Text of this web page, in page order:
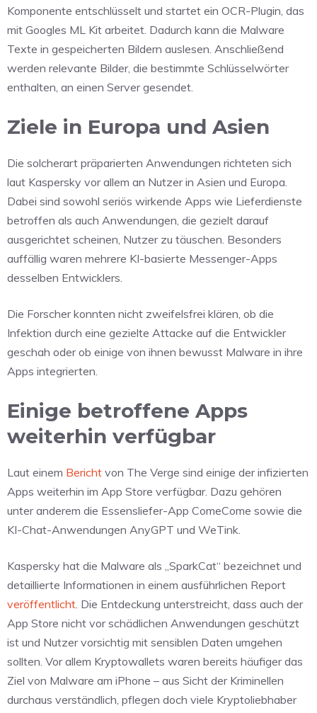
Komponente entschlüsselt und startet ein OCR-Plugin, das
mit Googles ML Kit arbeitet. Dadurch kann die Malware
Texte in gespeicherten Bildern auslesen. Anschließend
werden relevante Bilder, die bestimmte Schlüsselwörter
enthalten, an einen Server gesendet.
Ziele in Europa und Asien
Die solcherart präparierten Anwendungen richteten sich
laut Kaspersky vor allem an Nutzer in Asien und Europa.
Dabei sind sowohl seriös wirkende Apps wie Lieferdienste
betroffen als auch Anwendungen, die gezielt darauf
ausgerichtet scheinen, Nutzer zu täuschen. Besonders
auffällig waren mehrere KI-basierte Messenger-Apps
desselben Entwicklers.
Die Forscher konnten nicht zweifelsfrei klären, ob die
Infektion durch eine gezielte Attacke auf die Entwickler
geschah oder ob einige von ihnen bewusst Malware in ihre
Apps integrierten.
Einige betroffene Apps
weiterhin verfügbar
Laut einem Bericht von The Verge sind einige der infizierten
Apps weiterhin im App Store verfügbar. Dazu gehören
unter anderem die Essensliefer-App ComeCome sowie die
KI-Chat-Anwendungen AnyGPT und WeTink.
Kaspersky hat die Malware als „SparkCat“ bezeichnet und
detaillierte Informationen in einem ausführlichen Report
veröffentlicht. Die Entdeckung unterstreicht, dass auch der
App Store nicht vor schädlichen Anwendungen geschützt
ist und Nutzer vorsichtig mit sensiblen Daten umgehen
sollten. Vor allem Kryptowallets waren bereits häufiger das
Ziel von Malware am iPhone – aus Sicht der Kriminellen
durchaus verständlich, pflegen doch viele Kryptoliebhaber